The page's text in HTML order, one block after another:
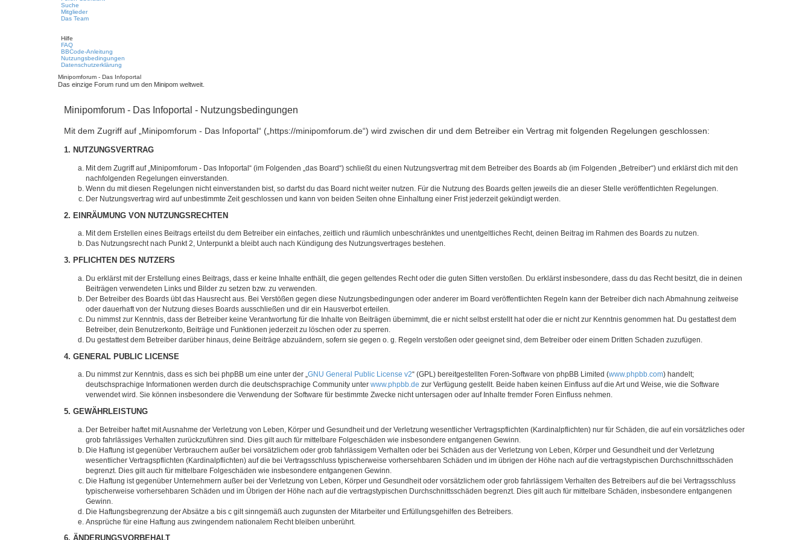
Suche
Mitglieder
Das Team
Hilfe
FAQ
BBCode-Anleitung
Nutzungsbedingungen
Datenschutzerklärung
Minipomforum - Das Infoportal
Das einzige Forum rund um den Minipom weltweit.
Minipomforum - Das Infoportal - Nutzungsbedingungen
Mit dem Zugriff auf „Minipomforum - Das Infoportal“ („https://minipomforum.de“) wird zwischen dir und dem Betreiber ein Vertrag mit folgenden Regelungen geschlossen:
1. NUTZUNGSVERTRAG
Mit dem Zugriff auf „Minipomforum - Das Infoportal“ (im Folgenden „das Board“) schließt du einen Nutzungsvertrag mit dem Betreiber des Boards ab (im Folgenden „Betreiber“) und erklärst dich mit den
nachfolgenden Regelungen einverstanden.
Wenn du mit diesen Regelungen nicht einverstanden bist, so darfst du das Board nicht weiter nutzen. Für die Nutzung des Boards gelten jeweils die an dieser Stelle veröffentlichten Regelungen.
Der Nutzungsvertrag wird auf unbestimmte Zeit geschlossen und kann von beiden Seiten ohne Einhaltung einer Frist jederzeit gekündigt werden.
2. EINRÄUMUNG VON NUTZUNGSRECHTEN
Mit dem Erstellen eines Beitrags erteilst du dem Betreiber ein einfaches, zeitlich und räumlich unbeschränktes und unentgeltliches Recht, deinen Beitrag im Rahmen des Boards zu nutzen.
Das Nutzungsrecht nach Punkt 2, Unterpunkt a bleibt auch nach Kündigung des Nutzungsvertrages bestehen.
3. PFLICHTEN DES NUTZERS
Du erklärst mit der Erstellung eines Beitrags, dass er keine Inhalte enthält, die gegen geltendes Recht oder die guten Sitten verstoßen. Du erklärst insbesondere, dass du das Recht besitzt, die in deinen
Beiträgen verwendeten Links und Bilder zu setzen bzw. zu verwenden.
Der Betreiber des Boards übt das Hausrecht aus. Bei Verstößen gegen diese Nutzungsbedingungen oder anderer im Board veröffentlichten Regeln kann der Betreiber dich nach Abmahnung zeitweise
oder dauerhaft von der Nutzung dieses Boards ausschließen und dir ein Hausverbot erteilen.
Du nimmst zur Kenntnis, dass der Betreiber keine Verantwortung für die Inhalte von Beiträgen übernimmt, die er nicht selbst erstellt hat oder die er nicht zur Kenntnis genommen hat. Du gestattest dem
Betreiber, dein Benutzerkonto, Beiträge und Funktionen jederzeit zu löschen oder zu sperren.
Du gestattest dem Betreiber darüber hinaus, deine Beiträge abzuändern, sofern sie gegen o. g. Regeln verstoßen oder geeignet sind, dem Betreiber oder einem Dritten Schaden zuzufügen.
4. GENERAL PUBLIC LICENSE
Du nimmst zur Kenntnis, dass es sich bei phpBB um eine unter der „GNU General Public License v2“ (GPL) bereitgestellten Foren-Software von phpBB Limited (www.phpbb.com) handelt;
deutschsprachige Informationen werden durch die deutschsprachige Community unter www.phpbb.de zur Verfügung gestellt. Beide haben keinen Einfluss auf die Art und Weise, wie die Software
verwendet wird. Sie können insbesondere die Verwendung der Software für bestimmte Zwecke nicht untersagen oder auf Inhalte fremder Foren Einfluss nehmen.
5. GEWÄHRLEISTUNG
Der Betreiber haftet mit Ausnahme der Verletzung von Leben, Körper und Gesundheit und der Verletzung wesentlicher Vertragspflichten (Kardinalpflichten) nur für Schäden, die auf ein vorsätzliches oder
grob fahrlässiges Verhalten zurückzuführen sind. Dies gilt auch für mittelbare Folgeschäden wie insbesondere entgangenen Gewinn.
Die Haftung ist gegenüber Verbrauchern außer bei vorsätzlichem oder grob fahrlässigem Verhalten oder bei Schäden aus der Verletzung von Leben, Körper und Gesundheit und der Verletzung
wesentlicher Vertragspflichten (Kardinalpflichten) auf die bei Vertragsschluss typischerweise vorhersehbaren Schäden und im übrigen der Höhe nach auf die vertragstypischen Durchschnittsschäden
begrenzt. Dies gilt auch für mittelbare Folgeschäden wie insbesondere entgangenen Gewinn.
Die Haftung ist gegenüber Unternehmern außer bei der Verletzung von Leben, Körper und Gesundheit oder vorsätzlichem oder grob fahrlässigem Verhalten des Betreibers auf die bei Vertragsschluss
typischerweise vorhersehbaren Schäden und im Übrigen der Höhe nach auf die vertragstypischen Durchschnittsschäden begrenzt. Dies gilt auch für mittelbare Schäden, insbesondere entgangenen
Gewinn.
Die Haftungsbegrenzung der Absätze a bis c gilt sinngemäß auch zugunsten der Mitarbeiter und Erfüllungsgehilfen des Betreibers.
Ansprüche für eine Haftung aus zwingendem nationalem Recht bleiben unberührt.